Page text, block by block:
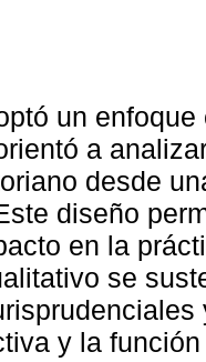
un
a
desde
diseño
en la
se
y la